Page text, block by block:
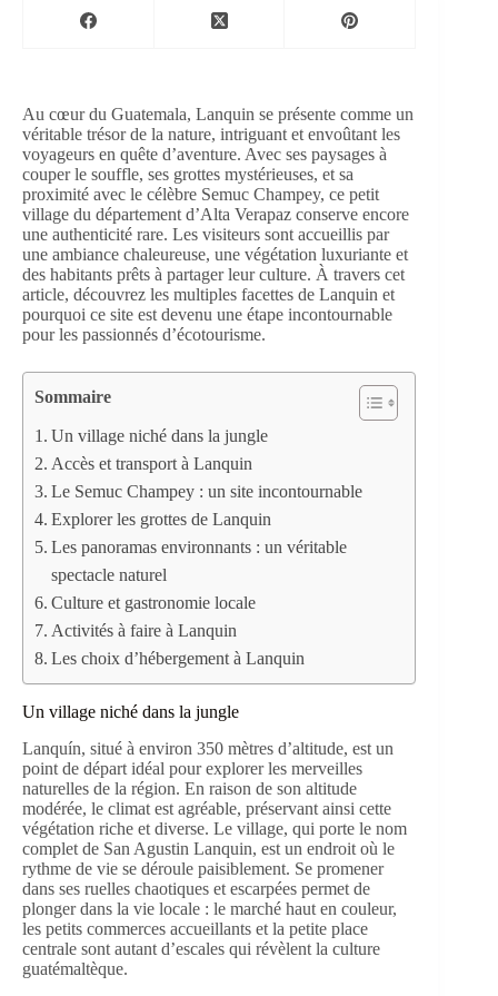
Au cœur du Guatemala, Lanquin se présente comme un
véritable trésor de la nature, intriguant et envoûtant les
voyageurs en quête d’aventure. Avec ses paysages à
couper le souffle, ses grottes mystérieuses, et sa
proximité avec le célèbre Semuc Champey, ce petit
village du département d’Alta Verapaz conserve encore
une authenticité rare. Les visiteurs sont accueillis par
une ambiance chaleureuse, une végétation luxuriante et
des habitants prêts à partager leur culture. À travers cet
article, découvrez les multiples facettes de Lanquin et
pourquoi ce site est devenu une étape incontournable
pour les passionnés d’écotourisme.
Sommaire
Un village niché dans la jungle
Accès et transport à Lanquin
Le Semuc Champey : un site incontournable
Explorer les grottes de Lanquin
Les panoramas environnants : un véritable
spectacle naturel
Culture et gastronomie locale
Activités à faire à Lanquin
Les choix d’hébergement à Lanquin
Un village niché dans la jungle
Lanquín, situé à environ 350 mètres d’altitude, est un
point de départ idéal pour explorer les merveilles
naturelles de la région. En raison de son altitude
modérée, le climat est agréable, préservant ainsi cette
végétation riche et diverse. Le village, qui porte le nom
complet de San Agustin Lanquin, est un endroit où le
rythme de vie se déroule paisiblement. Se promener
dans ses ruelles chaotiques et escarpées permet de
plonger dans la vie locale : le marché haut en couleur,
les petits commerces accueillants et la petite place
centrale sont autant d’escales qui révèlent la culture
guatémaltèque.